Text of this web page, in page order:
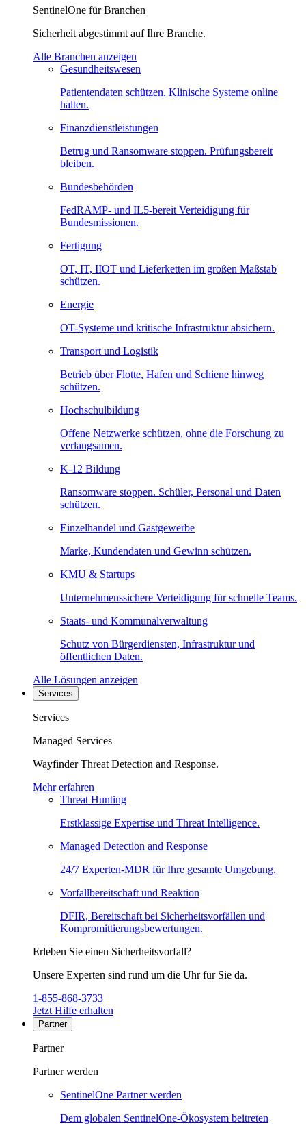
SentinelOne für Branchen
Sicherheit abgestimmt auf Ihre Branche.
Alle Branchen anzeigen
Gesundheitswesen
Patientendaten schützen. Klinische Systeme online
halten.
Finanzdienstleistungen
Betrug und Ransomware stoppen. Prüfungsbereit
bleiben.
Bundesbehörden
FedRAMP- und IL5-bereit Verteidigung für
Bundesmissionen.
Fertigung
OT, IT, IIOT und Lieferketten im großen Maßstab
schützen.
Energie
OT-Systeme und kritische Infrastruktur absichern.
Transport und Logistik
Betrieb über Flotte, Hafen und Schiene hinweg
schützen.
Hochschulbildung
Offene Netzwerke schützen, ohne die Forschung zu
verlangsamen.
K-12 Bildung
Ransomware stoppen. Schüler, Personal und Daten
schützen.
Einzelhandel und Gastgewerbe
Marke, Kundendaten und Gewinn schützen.
KMU & Startups
Unternehmenssichere Verteidigung für schnelle Teams.
Staats- und Kommunalverwaltung
Schutz von Bürgerdiensten, Infrastruktur und
öffentlichen Daten.
Alle Lösungen anzeigen
Services
Services
Managed Services
Wayfinder Threat Detection and Response.
Mehr erfahren
Threat Hunting
Erstklassige Expertise und Threat Intelligence.
Managed Detection and Response
24/7 Experten-MDR für Ihre gesamte Umgebung.
Vorfallbereitschaft und Reaktion
DFIR, Bereitschaft bei Sicherheitsvorfällen und
Kompromittierungsbewertungen.
Erleben Sie einen Sicherheitsvorfall?
Unsere Experten sind rund um die Uhr für Sie da.
1-855-868-3733
Jetzt Hilfe erhalten
Partner
Partner
Partner werden
SentinelOne Partner werden
Dem globalen SentinelOne-Ökosystem beitreten